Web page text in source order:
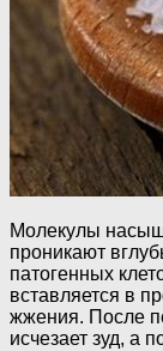
Молекулы
проникают
патогенных
вставляется в
жжения. После
исчезает зуд, а